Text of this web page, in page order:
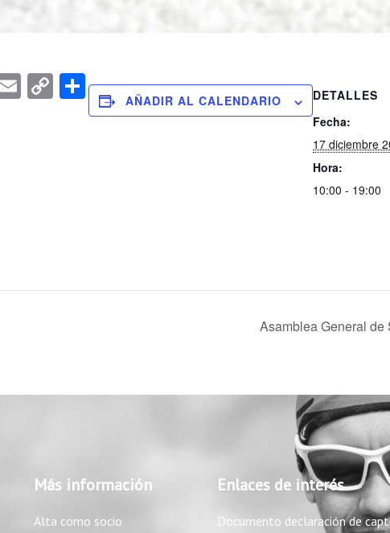
EmailCopy
Link
Compartir
AÑADIR AL CALENDARIO
DETALLES
Fecha:
17 diciembre
Hora:
10:00 - 19:00
Asamblea General
Más información
Alta como socio
Enlaces de interés
Documento declaración de